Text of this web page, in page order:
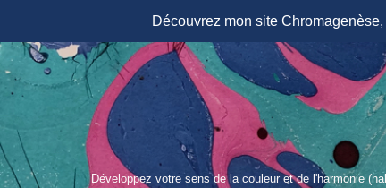
Découvrez mon site
Aller
contenu
Développez votre sens de la couleur et de l'harmonie